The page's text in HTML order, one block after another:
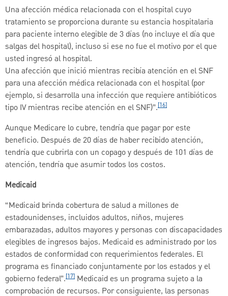
Una afección médica relacionada con el hospital cuyo
tratamiento se proporciona durante su estancia hospitalaria
para paciente interno elegible de 3 días (no incluye el día que
salgas del hospital), incluso si ese no fue el motivo por el que
usted ingresó al hospital.
Una afección que inició mientras recibía atención en el SNF
para una afección médica relacionada con el hospital (por
ejemplo, si desarrolla una infección que requiere antibióticos
tipo IV mientras recibe atención en el SNF)”.[16]
Aunque Medicare lo cubre, tendría que pagar por este
beneficio. Después de 20 días de haber recibido atención,
tendría que cubrirla con un copago y después de 101 días de
atención, tendría que asumir todos los costos.
Medicaid
“Medicaid brinda cobertura de salud a millones de
estadounidenses, incluidos adultos, niños, mujeres
embarazadas, adultos mayores y personas con discapacidades
elegibles de ingresos bajos. Medicaid es administrado por los
estados de conformidad con requerimientos federales. El
programa es financiado conjuntamente por los estados y el
gobierno federal”.[17] Medicaid es un programa sujeto a la
comprobación de recursos. Por consiguiente, las personas